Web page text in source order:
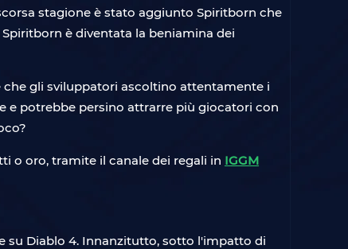
stagione è stato aggiunto Spiritborn che
è diventata la beniamina dei
che gli sviluppatori ascoltino attentamente i
e potrebbe persino attrarre più giocatori con
o oro, tramite il canale dei regali in IGGM
su Diablo 4. Innanzitutto, sotto l'impatto di